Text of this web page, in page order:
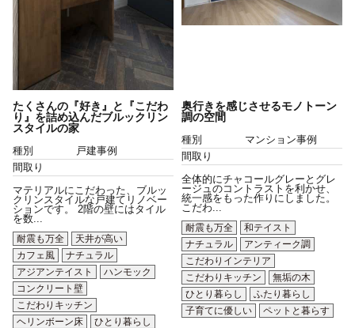
たくさんの『好き』と『こだわ
り』を詰め込んだブルックリン
スタイルの家
種別
戸建事例
間取り
マテリアルにこだわった、ブルッ
クリンスタイルな戸建てリノベー
ションです。 2階の壁にはタイル
を数...
耐震も万全
天井が高い
カフェ風
ナチュラル
アジアンテイスト
ハンモック
コンクリート壁
こだわりキッチン
ヘリンボーン床
ひとり暮らし
奥行きを感じさせるモノトーン
調の空間
種別
マンション事例
間取り
全体的にチャコールグレーとグレ
ージュのコントラストを利かせ、
統一感をもった作りにしました。
こだわ...
耐震も万全
和テイスト
ナチュラル
アンティーク調
こだわりインテリア
こだわりキッチン
無垢の木
ひとり暮らし
ふたり暮らし
子育てに優しい
ペットと暮らす